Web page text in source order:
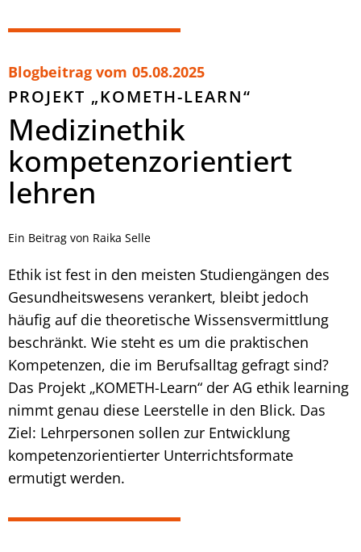
Blogbeitrag vom 05.08.2025
PROJEKT „KOMETH-LEARN“
Medizinethik
kompetenzorientiert
lehren
Ein Beitrag von Raika Selle
Ethik ist fest in den meisten Studiengängen des
Gesundheitswesens verankert, bleibt jedoch
häufig auf die theoretische Wissensvermittlung
beschränkt. Wie steht es um die praktischen
Kompetenzen, die im Berufsalltag gefragt sind?
Das Projekt „KOMETH-Learn“ der AG ethik learning
nimmt genau diese Leerstelle in den Blick. Das
Ziel: Lehrpersonen sollen zur Entwicklung
kompetenzorientierter Unterrichtsformate
ermutigt werden.